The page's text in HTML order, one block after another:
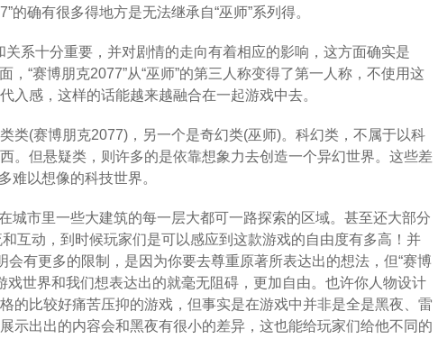
确有很多得地方是无法继承自“巫师”系列得。
系十分重要，并对剧情的走向有着相应的影响，这方面确实是
“赛博朋克2077”从“巫师”的第三人称变得了第一人称，不使用这
入感，这样的话能越来越融合在一起游戏中去。
类(赛博朋克2077)，另一个是奇幻类(巫师)。科幻类，不属于以科
。但悬疑类，则许多的是依靠想象力去创造一个异幻世界。这些差
难以想像的科技世界。
城市里一些大建筑的每一层大都可一路探索的区域。甚至还大部分
互动，到时候玩家们是可以感应到这款游戏的自由度有多高！并
会有更多的限制，是因为你要去尊重原著所表达出的想法，但“赛博
戏世界和我们想表达出的就毫无阻碍，更加自由。也许你人物设计
的比较好痛苦压抑的游戏，但事实是在游戏中并非是全是黑夜、雷
示出出的内容会和黑夜有很小的差异，这也能给玩家们给他不同的